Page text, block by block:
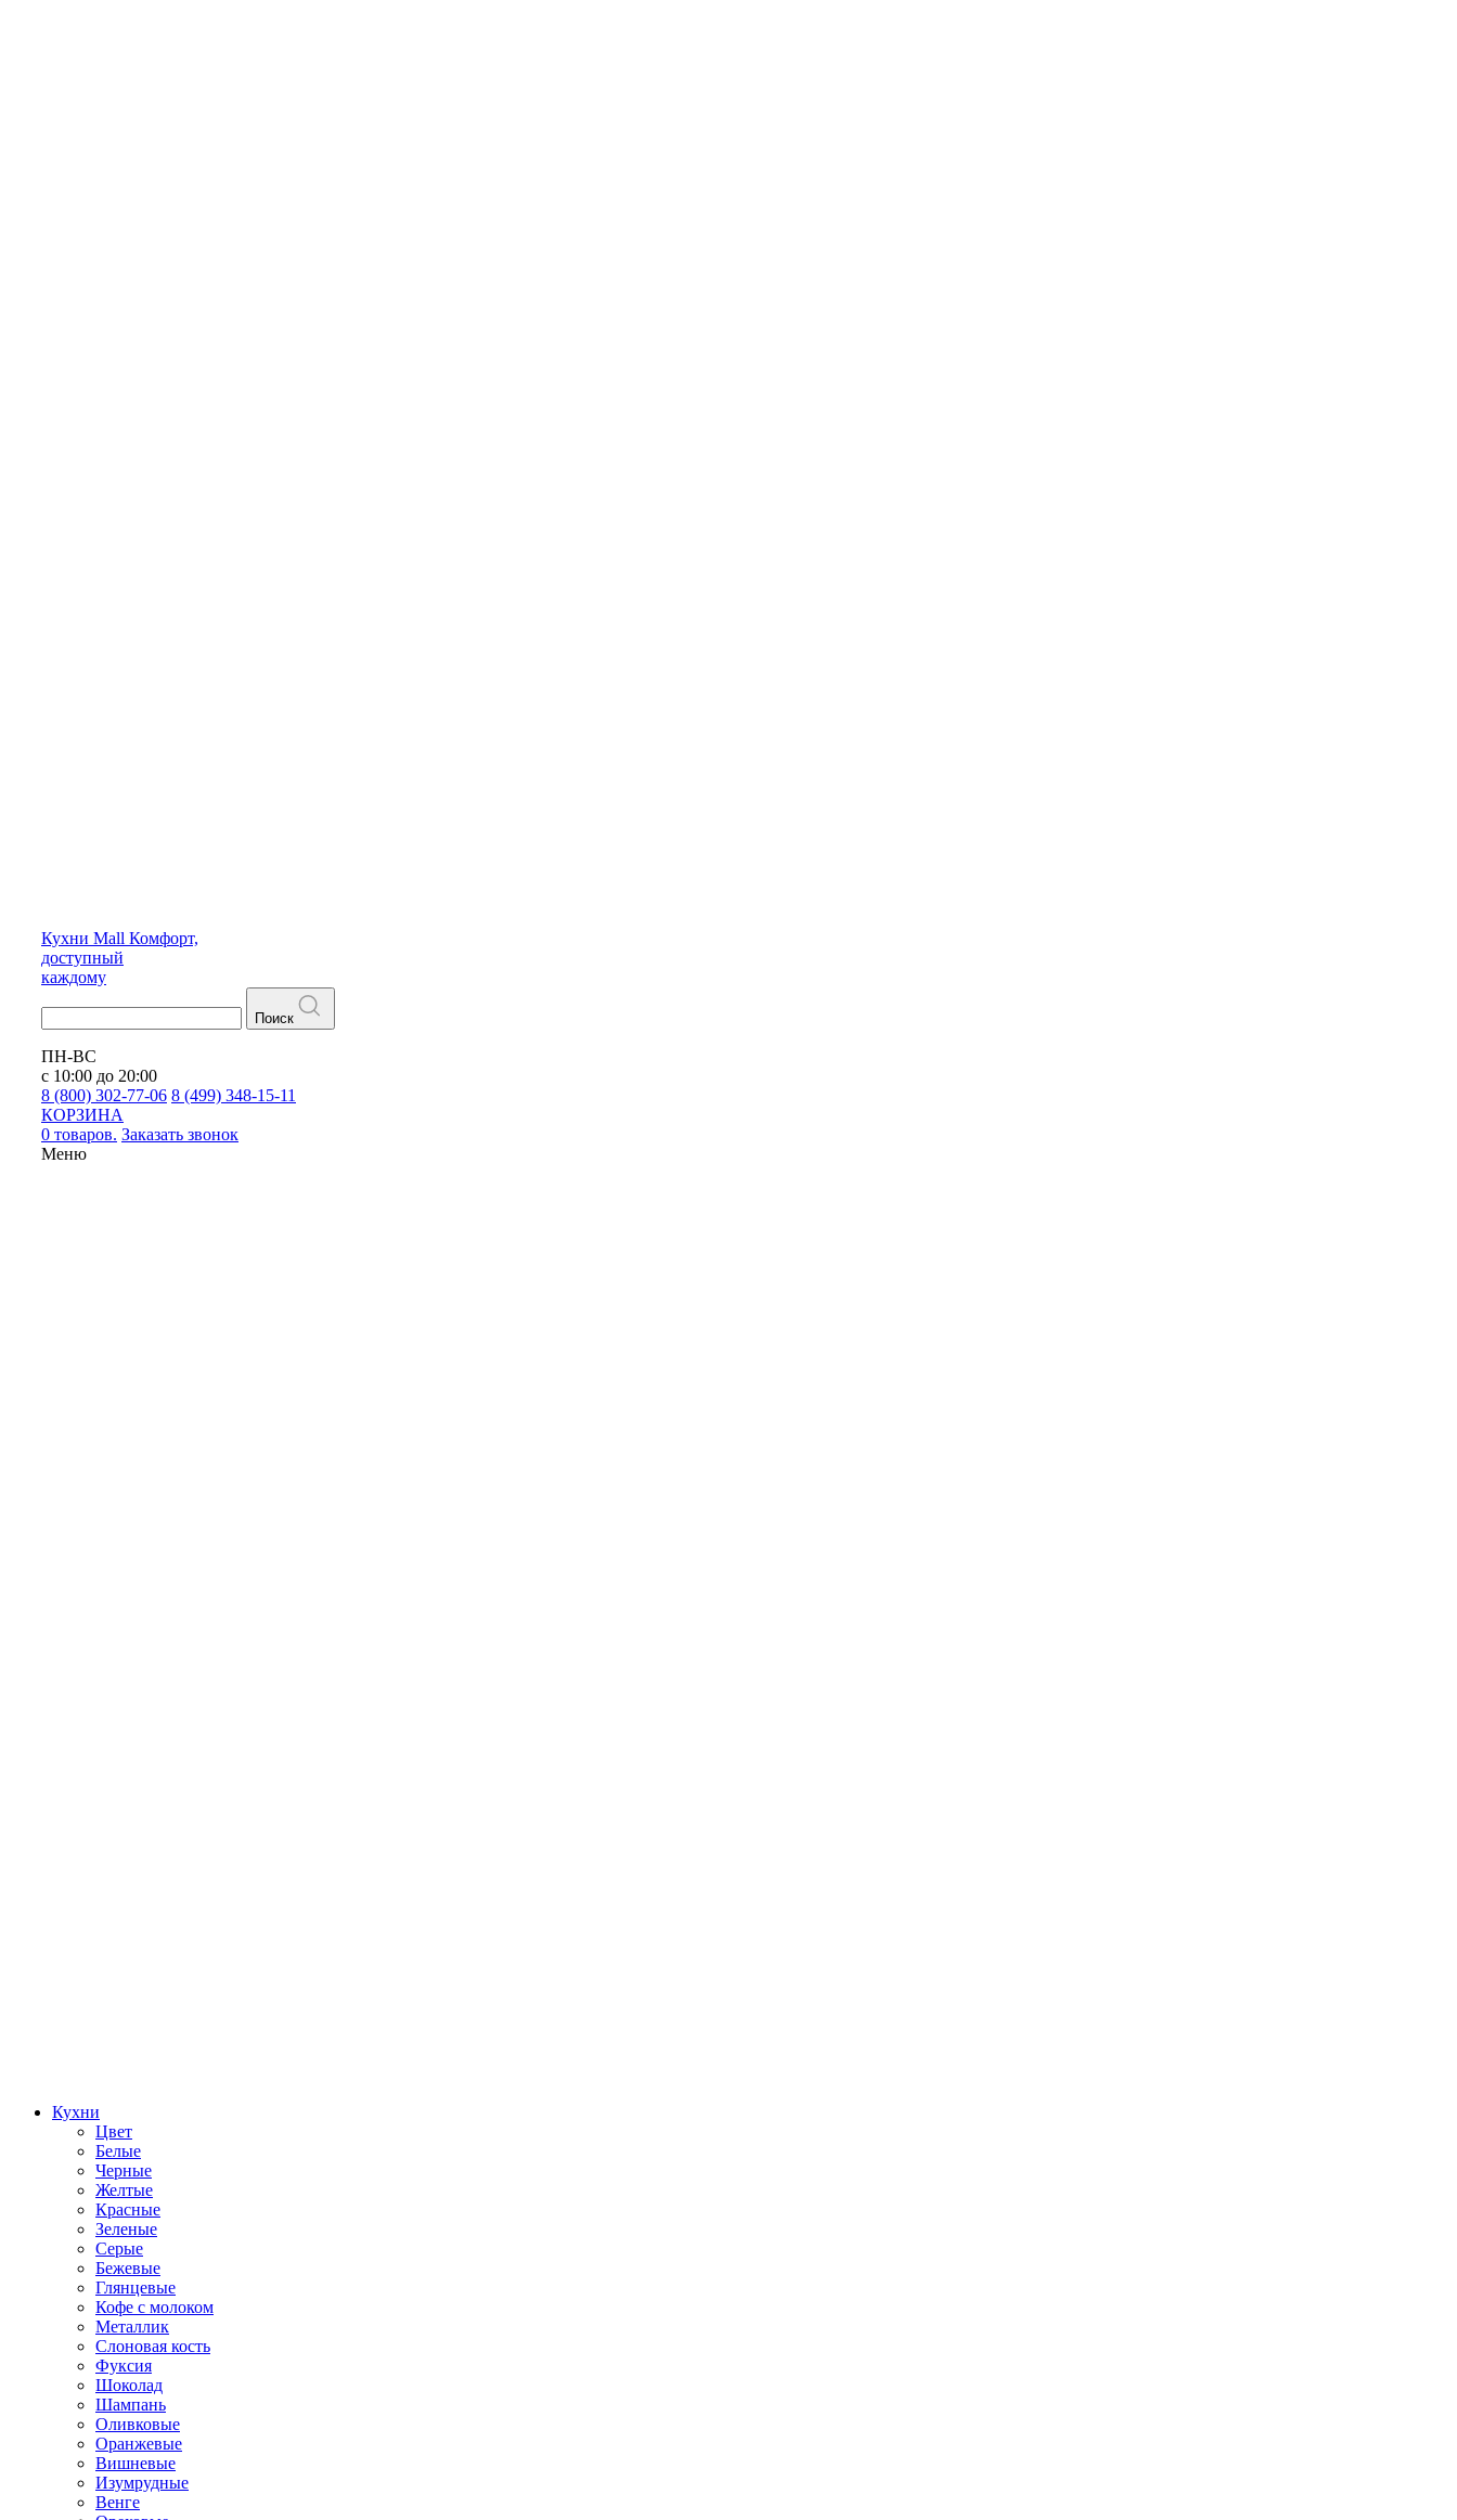
Кухни Mall Комфорт,
доступный
каждому
Поиск
ПН-ВС
с 10:00 до 20:00
8 (800) 302-77-06 8 (499) 348-15-11
КОРЗИНА
0 товаров. Заказать звонок
Меню
Кухни
Цвет
Белые
Черные
Желтые
Красные
Зеленые
Серые
Бежевые
Глянцевые
Кофе с молоком
Металлик
Слоновая кость
Фуксия
Шоколад
Шампань
Оливковые
Оранжевые
Вишневые
Изумрудные
Венге